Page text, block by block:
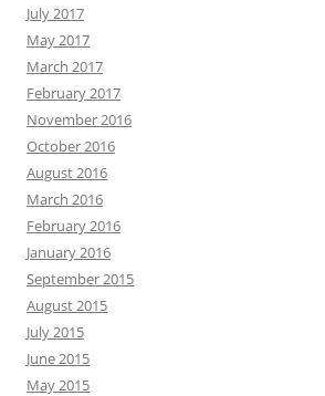
July 2017
May 2017
March 2017
February 2017
November 2016
October 2016
August 2016
March 2016
February 2016
January 2016
September 2015
August 2015
July 2015
June 2015
May 2015